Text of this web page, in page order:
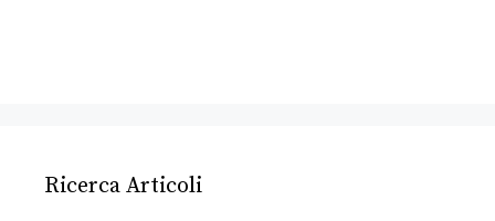
Ricerca Articoli